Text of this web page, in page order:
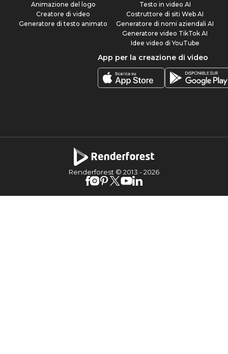
Animazione del logo
Creatore di video
Generatore di testo animato
Testo in video AI
Costruttore di siti Web AI
Generatore di nomi aziendali AI
Generatore video TikTok AI
Idee video di YouTube
App per la creazione di video
Renderforest © 2013 -2026